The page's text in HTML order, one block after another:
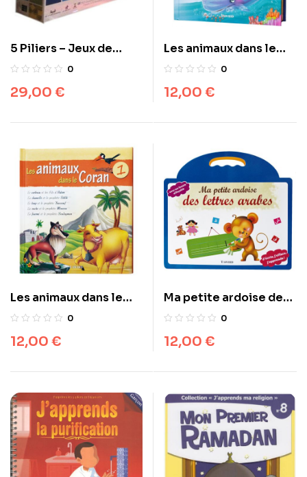
5 Piliers – Jeux de
Société – 750
piliers de l’Islam –
0
29,00 €
Les animaux dans le
coran N°2 0
12,00 €
Les animaux dans le
coran N°1 0
12,00 €
Ma petite ardoise des
lettres arabes
0
12,00 €